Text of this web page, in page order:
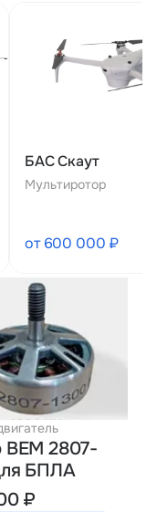
БАС Скаут
Мультиротор
от 600 000 ₽
2807-
БПЛА
₽